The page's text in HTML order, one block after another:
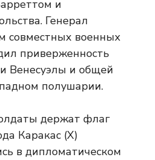
и
Генерал
совместных военных
приверженность
Венесуэлы и общей
полушарии.
в дипломатическом